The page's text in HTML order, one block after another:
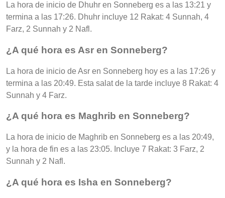
La hora de inicio de Dhuhr en Sonneberg es a las 13:21 y
termina a las 17:26. Dhuhr incluye 12 Rakat: 4 Sunnah, 4
Farz, 2 Sunnah y 2 Nafl.
¿A qué hora es Asr en Sonneberg?
La hora de inicio de Asr en Sonneberg hoy es a las 17:26 y
termina a las 20:49. Esta salat de la tarde incluye 8 Rakat: 4
Sunnah y 4 Farz.
¿A qué hora es Maghrib en Sonneberg?
La hora de inicio de Maghrib en Sonneberg es a las 20:49,
y la hora de fin es a las 23:05. Incluye 7 Rakat: 3 Farz, 2
Sunnah y 2 Nafl.
¿A qué hora es Isha en Sonneberg?